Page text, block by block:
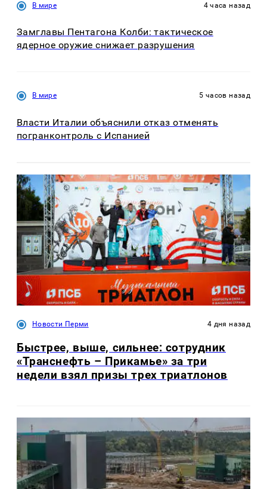
В мире 4 часа назад
Замглавы Пентагона Колби: тактическое
ядерное оружие снижает разрушения
В мире 5 часов назад
Власти Италии объяснили отказ отменять
погранконтроль с Испанией
Новости Перми 4 дня назад
Быстрее, выше, сильнее: сотрудник
«Транснефть – Прикамье» за три
недели взял призы трех триатлонов